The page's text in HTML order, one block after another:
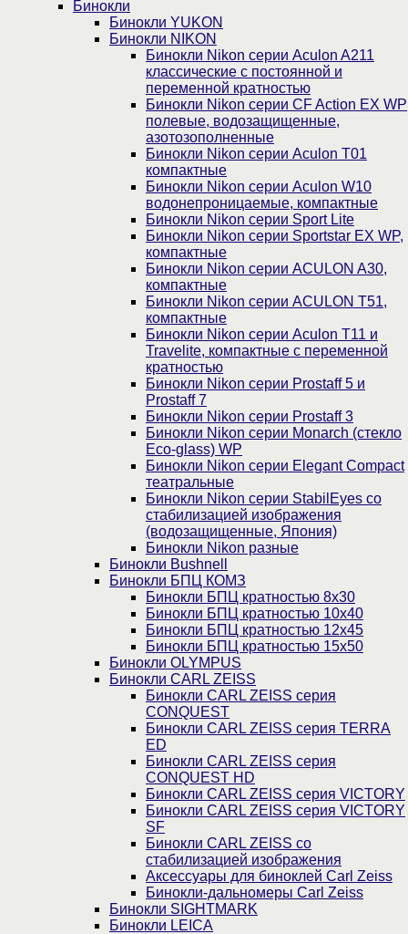
Бинокли
Бинокли YUKON
Бинокли NIKON
Бинокли Nikon серии Aculon A211
классические с постоянной и
переменной кратностью
Бинокли Nikon серии СF Action EX WP
полевые, водозащищенные,
азотозополненные
Бинокли Nikon серии Aculon T01
компактные
Бинокли Nikon серии Aculon W10
водонепроницаемые, компактные
Бинокли Nikon серии Sport Lite
Бинокли Nikon серии Sportstar EX WP,
компактные
Бинокли Nikon серии ACULON A30,
компактные
Бинокли Nikon серии ACULON Т51,
компактные
Бинокли Nikon серии Aculon T11 и
Travelite, компактные с переменной
кратностью
Бинокли Nikon серии Prostaff 5 и
Prostaff 7
Бинокли Nikon серии Prostaff 3
Бинокли Nikon серии Monarch (стекло
Eco-glass) WP
Бинокли Nikon серии Elegant Compact
театральные
Бинокли Nikon серии StabilEyes со
стабилизацией изображения
(водозащищенные, Япония)
Бинокли Nikon разные
Бинокли Bushnell
Бинокли БПЦ КОМЗ
Бинокли БПЦ кратностью 8х30
Бинокли БПЦ кратностью 10х40
Бинокли БПЦ кратностью 12х45
Бинокли БПЦ кратностью 15х50
Бинокли OLYMPUS
Бинокли CARL ZEISS
Бинокли CARL ZEISS серия
CONQUEST
Бинокли CARL ZEISS серия TERRA
ED
Бинокли CARL ZEISS серия
CONQUEST HD
Бинокли CARL ZEISS серия VICTORY
Бинокли CARL ZEISS серия VICTORY
SF
Бинокли CARL ZEISS со
стабилизацией изображения
Аксессуары для биноклей Carl Zeiss
Бинокли-дальномеры Carl Zeiss
Бинокли SIGHTMARK
Бинокли LEICA